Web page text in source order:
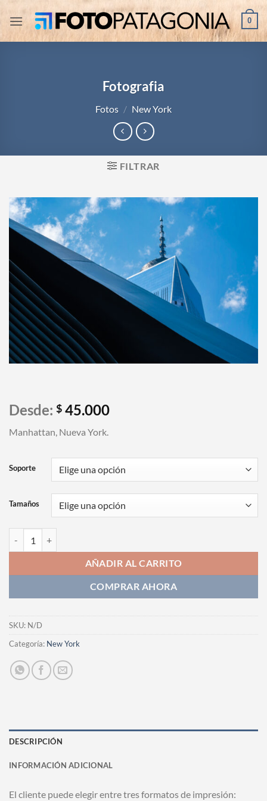
contenido
0
Fotografia
Fotos / New York
FILTRAR
Desde: $ 45.000
Manhattan, Nueva York.
Soporte
Tamaños
AÑADIR AL CARRITO
COMPRAR AHORA
SKU: N/D
Categoría: New York
DESCRIPCIÓN
INFORMACIÓN ADICIONAL
El cliente puede elegir entre tres formatos de impresión: